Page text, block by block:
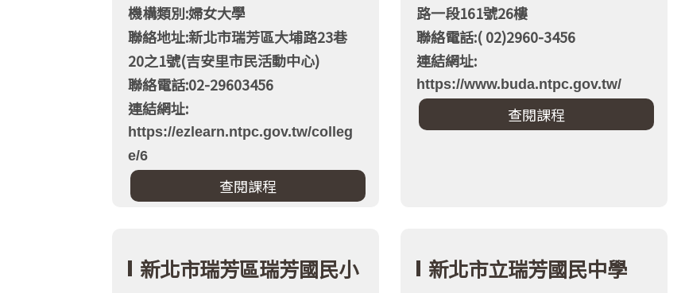
機構類別:婦女大學
聯絡地址:新北市瑞芳區大埔路23巷
20之1號(吉安里市民活動中心)
聯絡電話:02-29603456
連結網址:
https://ezlearn.ntpc.gov.tw/colleg
e/6
路一段161號26樓
聯絡電話:( 02)2960-3456
連結網址:
https://www.buda.ntpc.gov.tw/
新北市瑞芳區瑞芳國民小
新北市立瑞芳國民中學